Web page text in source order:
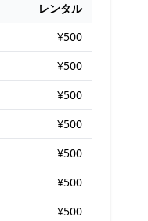
レンタル
¥500
¥500
¥500
¥500
¥500
¥500
¥500